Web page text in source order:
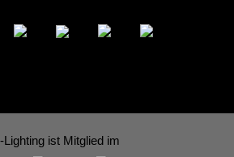
Lighting ist Mitglied im